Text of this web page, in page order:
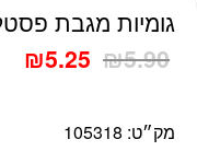
גומיות מגבת פסטל ולבן
₪5.90
₪5.25
מק״ט: 105318